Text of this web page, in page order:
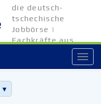
die deutsch-
tschechische
Jobbörse |
Fachkräfte aus